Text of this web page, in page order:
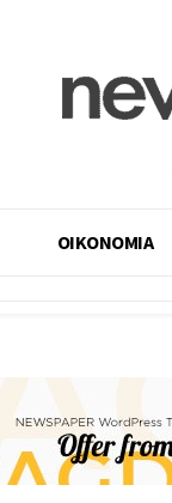
ΟΙΚΟΝΟΜΙΑ